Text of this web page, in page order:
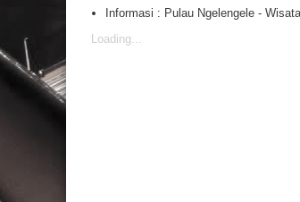
Informasi : Pulau Ngelengele -
Loading...